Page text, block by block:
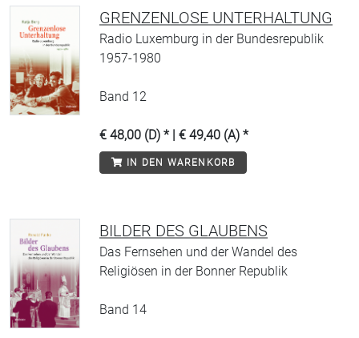
GRENZENLOSE UNTERHALTUNG
Radio Luxemburg in der Bundesrepublik
1957-1980
Band 12
€ 48,00 (D) * | € 49,40 (A) *
IN DEN WARENKORB
BILDER DES GLAUBENS
Das Fernsehen und der Wandel des
Religiösen in der Bonner Republik
Band 14